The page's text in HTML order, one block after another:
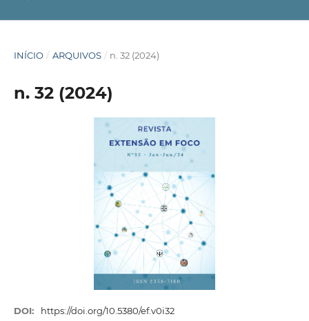
INÍCIO / ARQUIVOS / n. 32 (2024)
n. 32 (2024)
DOI: https://doi.org/10.5380/ef.v0i32